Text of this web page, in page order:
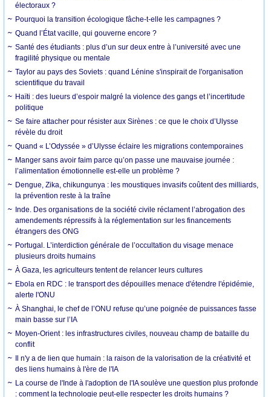
électoraux ?
Pourquoi la transition écologique fâche-t-elle les campagnes ?
Quand l’État vacille, qui gouverne encore ?
Santé des étudiants : plus d’un sur deux entre à l’université avec une
fragilité physique ou mentale
Taylor au pays des Soviets : quand Lénine s'inspirait de l'organisation
scientifique du travail
Haïti : des lueurs d’espoir malgré la violence des gangs et l’incertitude
politique
Se faire attacher pour résister aux Sirènes : ce que le choix d’Ulysse
révèle du droit
Quand « L’Odyssée » d’Ulysse éclaire les migrations contemporaines
Manger sans avoir faim parce qu’on passe une mauvaise journée :
l’alimentation émotionnelle est-elle un problème ?
Dengue, Zika, chikungunya : les moustiques invasifs coûtent des milliards,
la prévention reste à la traîne
Inde. Des organisations de la société civile réclament l’abrogation des
amendements répressifs à la réglementation sur les financements
étrangers des ONG
Portugal. L’interdiction générale de l’occultation du visage menace
plusieurs droits humains
À Gaza, les agriculteurs tentent de relancer leurs cultures
Ebola en RDC : le transport des dépouilles menace d'étendre l'épidémie,
alerte l'ONU
À Shanghai, le chef de l’ONU refuse qu’une poignée de puissances fasse
main basse sur l’IA
Moyen-Orient : les infrastructures civiles, nouveau champ de bataille du
conflit
Il n'y a de lien que humain : la raison de la valorisation de la créativité et
des liens humains à l'ère de l'IA
La course de l'Inde à l'adoption de l'IA soulève une question plus profonde
: comment la technologie peut-elle respecter les droits humains ?